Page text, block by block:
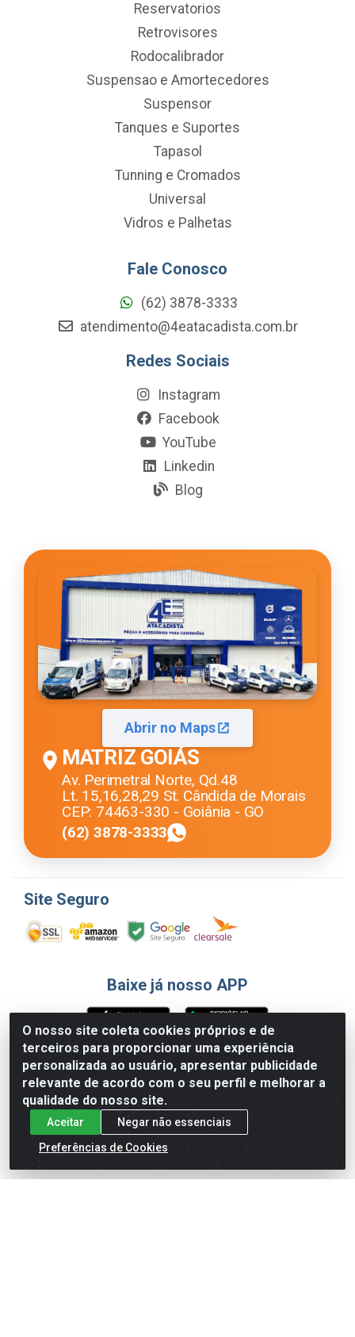
O nosso site coleta cookies próprios e de
terceiros para proporcionar uma experiência
personalizada ao usuário, apresentar publicidade
relevante de acordo com o seu perfil e melhorar a
qualidade do nosso site.
Aceitar
Negar não essenciais
Preferências de Cookies
Reservatorios
Retrovisores
Rodocalibrador
Suspensao e Amortecedores
Suspensor
Tanques e Suportes
Tapasol
Tunning e Cromados
Universal
Vidros e Palhetas
Fale Conosco
(62) 3878-3333
atendimento@4eatacadista.com.br
Redes Sociais
Instagram
Facebook
YouTube
Linkedin
Blog
Abrir no Maps
MATRIZ GOIÁS
Av. Perimetral Norte, Qd.48
Lt. 15,16,28,29 St. Cândida de Morais
CEP: 74463-330 - Goiânia - GO
(62) 3878-3333
Site Seguro
Baixe já nosso APP
Formas de Pagamento